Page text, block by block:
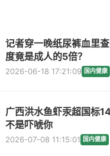
记者穿一晚纸尿裤血里
度竟是成人的5倍？
2026-06-18 17:21:09 国内健康
广西洪水鱼虾汞超国标
不是吓唬你
2026-07-08 11:15:01 国内健康